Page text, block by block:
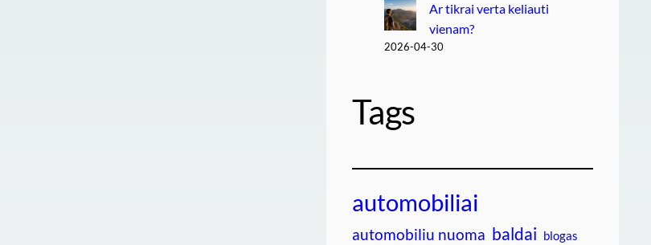
Ar tikrai verta keliauti
vienam?
2026-04-30
Tags
automobiliai
automobiliu nuoma baldai blogas